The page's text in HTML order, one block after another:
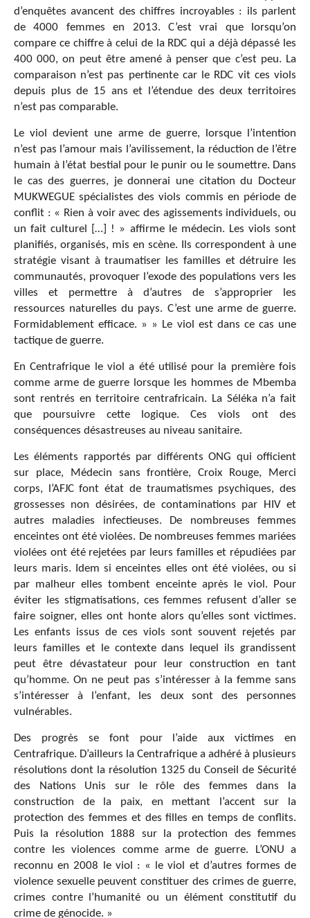
d’enquêtes avancent des chiffres incroyables : ils parlent
de 4000 femmes en 2013. C’est vrai que lorsqu’on
compare ce chiffre à celui de la RDC qui a déjà dépassé les
400 000, on peut être amené à penser que c’est peu. La
comparaison n’est pas pertinente car le RDC vit ces viols
depuis plus de 15 ans et l’étendue des deux territoires
n’est pas comparable.
Le viol devient une arme de guerre, lorsque l’intention
n’est pas l’amour mais l’avilissement, la réduction de l’être
humain à l’état bestial pour le punir ou le soumettre. Dans
le cas des guerres, je donnerai une citation du Docteur
MUKWEGUE spécialistes des viols commis en période de
conflit : « Rien à voir avec des agissements individuels, ou
un fait culturel […] ! » affirme le médecin. Les viols sont
planifiés, organisés, mis en scène. Ils correspondent à une
stratégie visant à traumatiser les familles et détruire les
communautés, provoquer l’exode des populations vers les
villes et permettre à d’autres de s’approprier les
ressources naturelles du pays. C’est une arme de guerre.
Formidablement efficace. » » Le viol est dans ce cas une
tactique de guerre.
En Centrafrique le viol a été utilisé pour la première fois
comme arme de guerre lorsque les hommes de Mbemba
sont rentrés en territoire centrafricain. La Séléka n’a fait
que poursuivre cette logique. Ces viols ont des
conséquences désastreuses au niveau sanitaire.
Les éléments rapportés par différents ONG qui officient
sur place, Médecin sans frontière, Croix Rouge, Merci
corps, l’AFJC font état de traumatismes psychiques, des
grossesses non désirées, de contaminations par HIV et
autres maladies infectieuses. De nombreuses femmes
enceintes ont été violées. De nombreuses femmes mariées
violées ont été rejetées par leurs familles et répudiées par
leurs maris. Idem si enceintes elles ont été violées, ou si
par malheur elles tombent enceinte après le viol. Pour
éviter les stigmatisations, ces femmes refusent d’aller se
faire soigner, elles ont honte alors qu’elles sont victimes.
Les enfants issus de ces viols sont souvent rejetés par
leurs familles et le contexte dans lequel ils grandissent
peut être dévastateur pour leur construction en tant
qu’homme. On ne peut pas s’intéresser à la femme sans
s’intéresser à l’enfant, les deux sont des personnes
vulnérables.
Des progrès se font pour l’aide aux victimes en
Centrafrique. D’ailleurs la Centrafrique a adhéré à plusieurs
résolutions dont la résolution 1325 du Conseil de Sécurité
des Nations Unis sur le rôle des femmes dans la
construction de la paix, en mettant l’accent sur la
protection des femmes et des filles en temps de conflits.
Puis la résolution 1888 sur la protection des femmes
contre les violences comme arme de guerre. L’ONU a
reconnu en 2008 le viol : « le viol et d’autres formes de
violence sexuelle peuvent constituer des crimes de guerre,
crimes contre l’humanité ou un élément constitutif du
crime de génocide. »